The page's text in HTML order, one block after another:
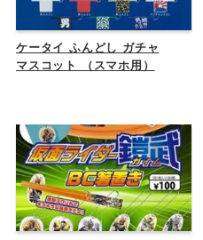
ケータイ ふんどし ガチャ
マスコット （スマホ用）